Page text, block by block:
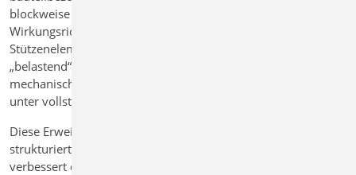
blockweise integrierte Linienlasten – differenziert nach
Wirkungsrichtung und Einwirkung. Die Wand und
Stützenelemente auf der obersten Decke werden dabei als
„belastend“ definiert. Die statische Analyse erfolgt somit ohne
mechanische Berücksichtigung des Dachtragwerks, aber
unter vollständiger Berücksichtigung aller Lasten.
Diese Erweiterung schafft neue Möglichkeiten für die
strukturierte Bearbeitung großer und komplexer 3D Modelle,
verbessert die Nachvollziehbarkeit der Lastverteilung und